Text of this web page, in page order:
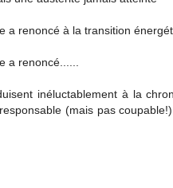
a renoncé à la transition
a renoncé......
inéluctablement à la
(mais pas